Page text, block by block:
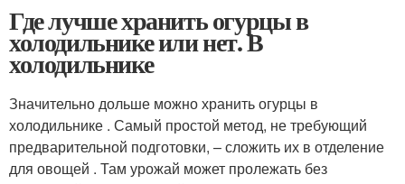
Где лучше хранить огурцы в
холодильнике или нет. В
холодильнике
Значительно дольше можно хранить огурцы в
холодильнике . Самый простой метод, не требующий
предварительной подготовки, – сложить их в отделение
для овощей . Там урожай может пролежать без